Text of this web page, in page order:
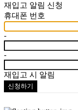
재입고 알림 신청
휴대폰 번호
-
-
재입고 시 알림
신청하기